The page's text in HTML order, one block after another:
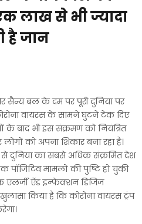
लाख से भी ज्यादा
है जान
सैन्य बल के दम पर पूरी दुनिया पर
वायरस के सामने घुटने टेक दिए
के बाद भी इस संक्रमण को नियंत्रित
को अपना शिकार बना रहा है।
दुनिया का सबसे अधिक संक्रमित देश
मामलों की पुष्टि हो चुकी
एलर्जी ऐंड इन्फेक्शन डिजिज
किया है कि कोरोना वायरस ट्रंप